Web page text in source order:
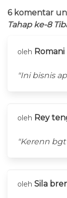
6 komentar
Tahap ke-8
oleh Romani
"Ini bisnis
oleh Rey
"Kerenn
oleh Sila